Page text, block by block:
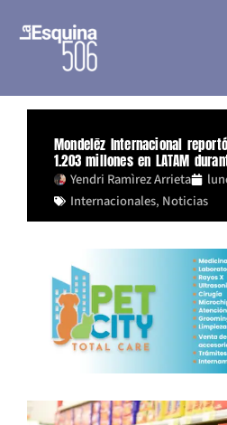
Mondelēz Internacional
1.203 millones en LATAM
Yendri Ramìrez Arrieta
Internacionales, Noticias